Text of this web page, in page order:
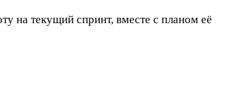
на текущий спринт, вместе с планом её